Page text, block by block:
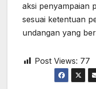
aksi penyampaian
sesuai ketentuan
undangan yang
Post Views: 77